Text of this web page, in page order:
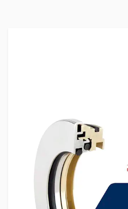
Zertifizierungen und
Standards